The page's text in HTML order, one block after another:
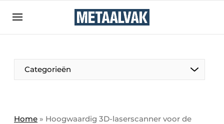
Bedrijven
Contact
Eigen content aanleveren
Categorieën
Home » Hoogwaardig 3D-laserscanner voor de